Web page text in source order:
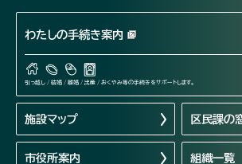
わたしの手続き案内
引っ越し / 結婚 / 離婚 / 出産 / おくやみ等の手続きをサポートします。
施設マップ 区民課の
市役所案内 組織一覧